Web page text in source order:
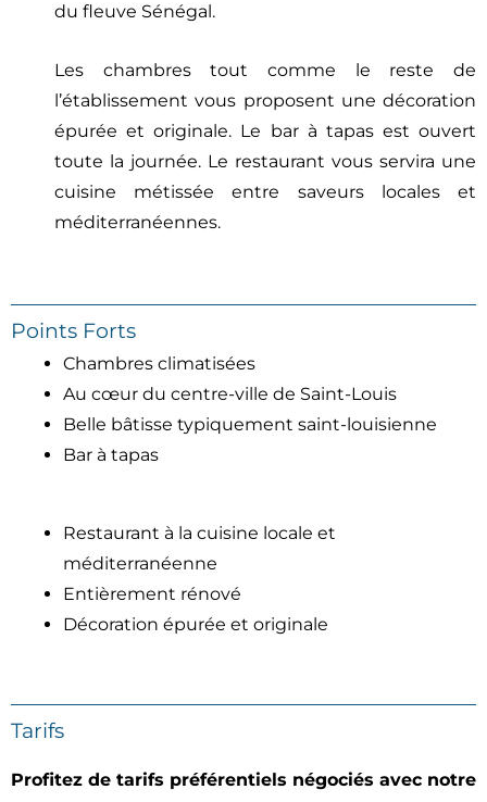
du fleuve Sénégal.
Les chambres tout comme le reste de
l’établissement vous proposent une décoration
épurée et originale. Le bar à tapas est ouvert
toute la journée. Le restaurant vous servira une
cuisine métissée entre saveurs locales et
méditerranéennes.
Points Forts
Chambres climatisées
Au cœur du centre-ville de Saint-Louis
Belle bâtisse typiquement saint-louisienne
Bar à tapas
Restaurant à la cuisine locale et
méditerranéenne
Entièrement rénové
Décoration épurée et originale
Tarifs
Profitez de tarifs préférentiels négociés avec notre